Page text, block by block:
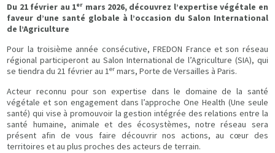
Du 21 février au 1er mars 2026, découvrez l’expertise végétale en
faveur d’une santé globale à l’occasion du Salon International
de l’Agriculture
Pour la troisième année consécutive, FREDON France et son réseau
régional participeront au Salon International de l’Agriculture (SIA), qui
se tiendra du 21 février au 1er mars, Porte de Versailles à Paris.
Acteur reconnu pour son expertise dans le domaine de la santé
végétale et son engagement dans l’approche One Health (Une seule
santé) qui vise à promouvoir la gestion intégrée des relations entre la
santé humaine, animale et des écosystèmes, notre réseau sera
présent afin de vous faire découvrir nos actions, au cœur des
territoires et au plus proches des acteurs de terrain.